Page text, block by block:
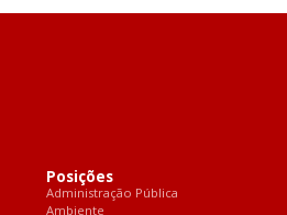
Posições
Administração Pública
Ambiente